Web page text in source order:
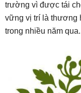
trường vì được tái
vững vị trí là thương
trong nhiều năm qua.